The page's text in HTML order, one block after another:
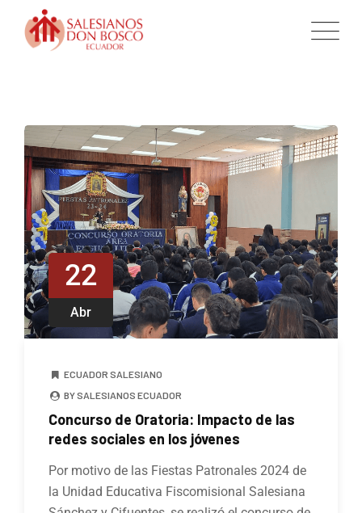
22
Abr
ECUADOR SALESIANO
BY SALESIANOS ECUADOR
Concurso de Oratoria: Impacto de las
redes sociales en los jóvenes
Por motivo de las Fiestas Patronales 2024 de
la Unidad Educativa Fiscomisional Salesiana